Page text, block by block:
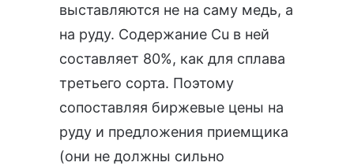
выставляются не на саму медь, а
на руду. Содержание Cu в ней
составляет 80%, как для сплава
третьего сорта. Поэтому
сопоставляя биржевые цены на
руду и предложения приемщика
(они не должны сильно